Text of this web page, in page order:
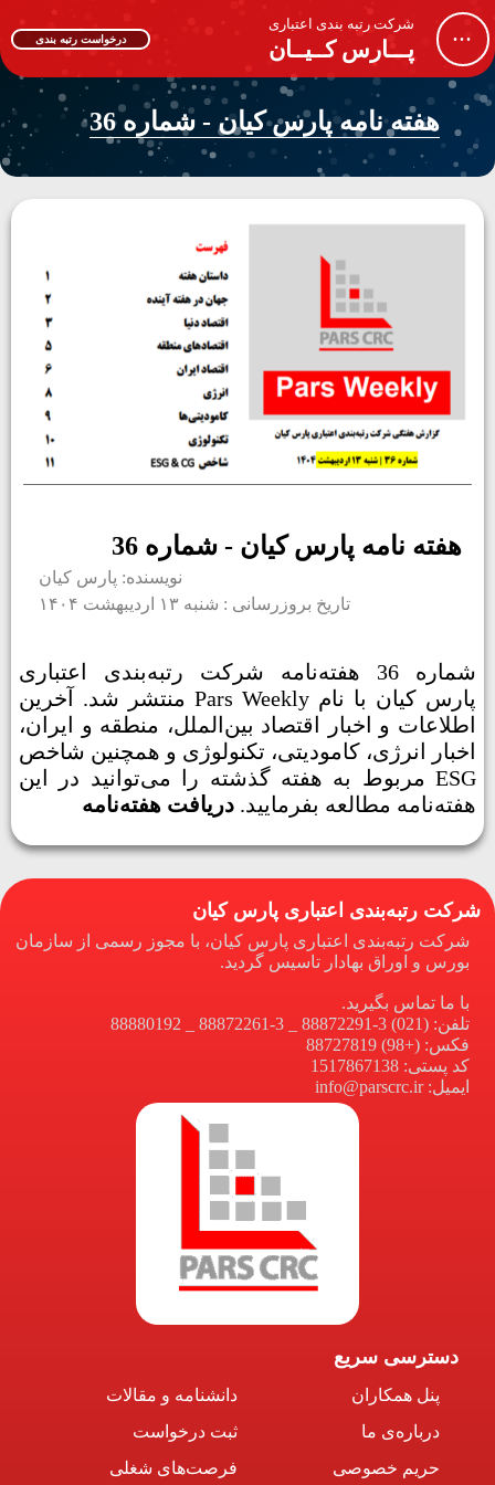
...
شرکت رتبه بندی اعتباری
پـــارس کــیــان درخواست رتبه بندی
هفته نامه پارس کیان - شماره 36
هفته نامه پارس کیان - شماره 36
نویسنده: پارس کیان
تاریخ بروزرسانی : شنبه ۱۳ اردیبهشت ۱۴۰۴
شماره 36 هفته‌نامه شرکت رتبه‌بندی اعتباری
پارس کیان با نام Pars Weekly منتشر شد. آخرین
اطلاعات و اخبار اقتصاد بین‌الملل، منطقه و ایران،
اخبار انرژی، کامودیتی، تکنولوژی و همچنین شاخص
ESG مربوط به هفته گذشته را می‌توانید در این
هفته‌نامه مطالعه بفرمایید. دریافت هفته‌نامه
شرکت رتبه‌بندی اعتباری پارس کیان
شرکت رتبه‌بندی اعتباری پارس کیان، با مجوز رسمی از سازمان
بورس و اوراق بهادار تاسیس گردید.
با ما تماس بگیرید.
تلفن: (021) 3-88872291 _ 3-88872261 _ 88880192
فکس: (+98) 88727819
کد پستی: 1517867138
ایمیل: info@parscrc.ir
دسترسی سریع
پنل همکاران
درباره‌ی ما
حریم خصوصی
دانشنامه و مقالات
ثبت درخواست
فرصت‌های شغلی